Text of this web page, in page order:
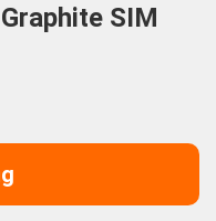
SIM